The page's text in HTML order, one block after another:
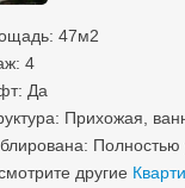
47м2
4
Да
Прихожая,
Полностью
другие